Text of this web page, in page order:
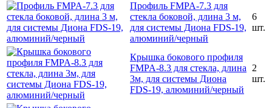
Профиль FMPA-7.3 для
стекла боковой, длина 3 м,
для системы Диона FDS-19,
алюминий/черный
6
шт.
Крышка бокового профиля
FMPA-8.3 для стекла, длина
3м, для системы Диона
FDS-19, алюминий/черный
2
шт.